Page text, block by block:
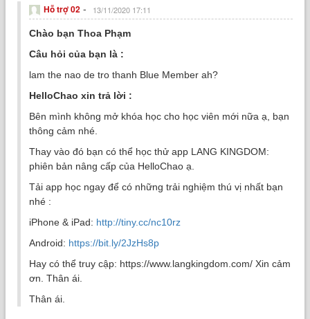
Hỗ trợ 02 - 13/11/2020 17:11
Chào bạn Thoa Phạm
Câu hỏi của bạn là :
lam the nao de tro thanh Blue Member ah?
HelloChao xin trả lời :
Bên mình không mở khóa học cho học viên mới nữa ạ, bạn
thông cảm nhé.
Thay vào đó bạn có thể học thử app LANG KINGDOM:
phiên bản nâng cấp của HelloChao ạ.
Tải app học ngay để có những trải nghiệm thú vị nhất bạn
nhé :
iPhone & iPad: http://tiny.cc/nc10rz
Android: https://bit.ly/2JzHs8p
Hay có thể truy cập: https://www.langkingdom.com/ Xin cảm
ơn. Thân ái.
Thân ái.